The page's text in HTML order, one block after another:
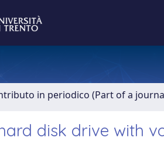
in periodico (Part of a
disk drive with